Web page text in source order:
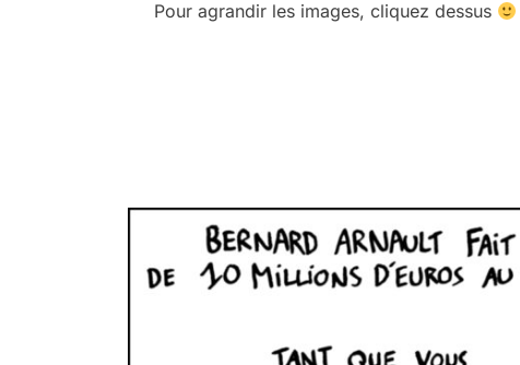
Pour agrandir les images, cliquez dessus